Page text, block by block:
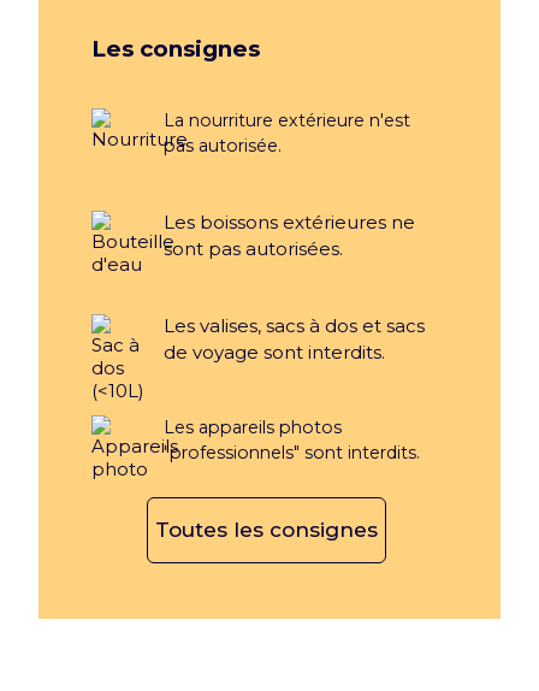
Les consignes
La nourriture extérieure n'est
pas autorisée.
Les boissons extérieures ne
sont pas autorisées.
Les valises, sacs à dos et sacs
de voyage sont interdits.
Les appareils photos
"professionnels" sont interdits.
Toutes les consignes